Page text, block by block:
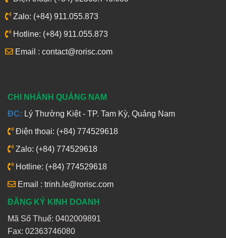
Zalo: (+84) 911.055.873
Hotline: (+84) 911.055.873
Email : contact@rorisc.com
CHI NHÁNH QUẢNG NAM
ĐC: Lý Thường Kiệt - TP. Tam Kỳ, Quảng Nam
Điện thoại: (+84) 774529618
Zalo: (+84) 774529618
Hotline: (+84) 774529618
Email : trinh.le@rorisc.com
ĐĂNG KÝ KINH DOANH
Mã Số Thuế: 0402009891
Fax: 02363746080